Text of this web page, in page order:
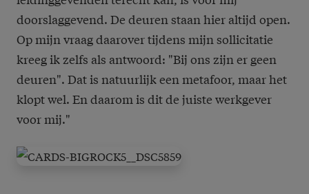
doorslaggevend. De deuren staan hier altijd open.
Op mijn vraag daarover tijdens mijn sollicitatie
kreeg ik zelfs als antwoord: "Bij ons zijn er geen
deuren". Dat is natuurlijk een metafoor, maar het
klopt wel. En daarom is dit de juiste werkgever
voor mij."